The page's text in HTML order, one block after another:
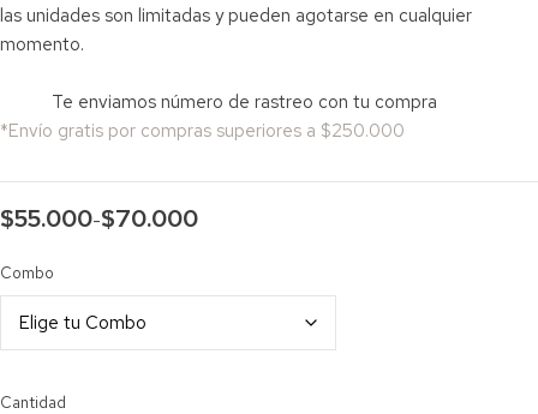
las unidades son limitadas y pueden agotarse en cualquier
momento.
Te enviamos número de rastreo con tu compra
*Envío gratis por compras superiores a $250.000
$55.000-$70.000
Combo
Cantidad